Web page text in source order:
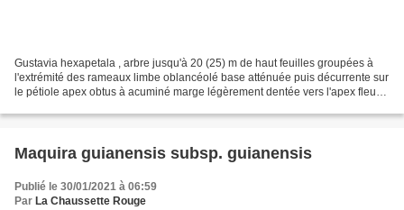
Gustavia hexapetala , arbre jusqu'à 20 (25) m de haut feuilles groupées à
l'extrémité des rameaux limbe oblancéolé base atténuée puis décurrente sur
le pétiole apex obtus à acuminé marge légèrement dentée vers l'apex fleurs
Maquira guianensis subsp. guianensis
Publié le 30/01/2021 à 06:59
Par La Chaussette Rouge